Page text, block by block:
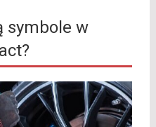
symbole w